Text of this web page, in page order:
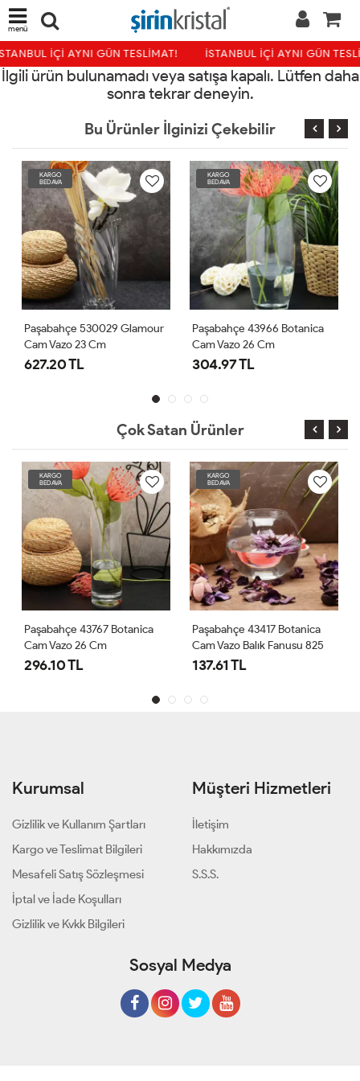
menü
İÇİ AYNI GÜN TESLİMAT! İSTANBUL İÇİ AYNI GÜN
İlgili ürün bulunamadı veya satışa kapalı. Lütfen daha
sonra tekrar deneyin.
Bu Ürünler İlginizi Çekebilir
KARGO
BEDAVA
Paşabahçe 530029 Glamour
Cam Vazo 23 Cm
627.20 TL
KARGO
BEDAVA
Paşabahçe 43966 Botanica
Cam Vazo 26 Cm
304.97 TL
Çok Satan Ürünler
KARGO
BEDAVA
Paşabahçe 43767 Botanica
Cam Vazo 26 Cm
296.10 TL
KARGO
BEDAVA
Paşabahçe 43417 Botanica
Cam Vazo Balık Fanusu 825
Cc
137.61 TL
Kurumsal
Gizlilik ve Kullanım Şartları
Kargo ve Teslimat Bilgileri
Mesafeli Satış Sözleşmesi
İptal ve İade Koşulları
Gizlilik ve Kvkk Bilgileri
Müşteri Hizmetleri
İletişim
Hakkımızda
S.S.S.
Sosyal Medya